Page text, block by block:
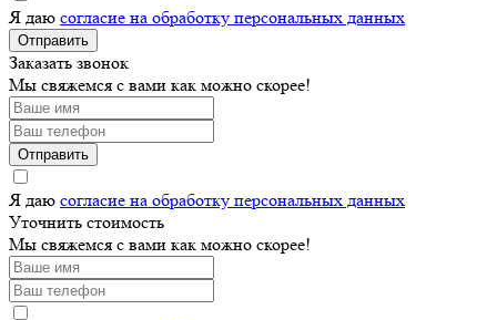
Я даю согласие на обработку персональных данных
Отправить
Заказать звонок
Мы свяжемся с вами как можно скорее!
Отправить
Я даю согласие на обработку персональных данных
Уточнить стоимость
Мы свяжемся с вами как можно скорее!